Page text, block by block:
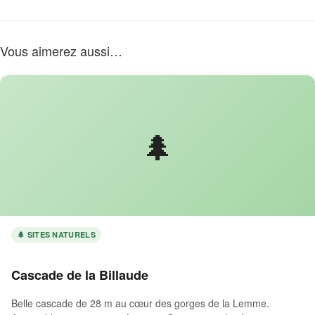
Vous aimerez aussi…
🌲
🌲 SITES NATURELS
Cascade de la Billaude
Belle cascade de 28 m au cœur des gorges de la Lemme.